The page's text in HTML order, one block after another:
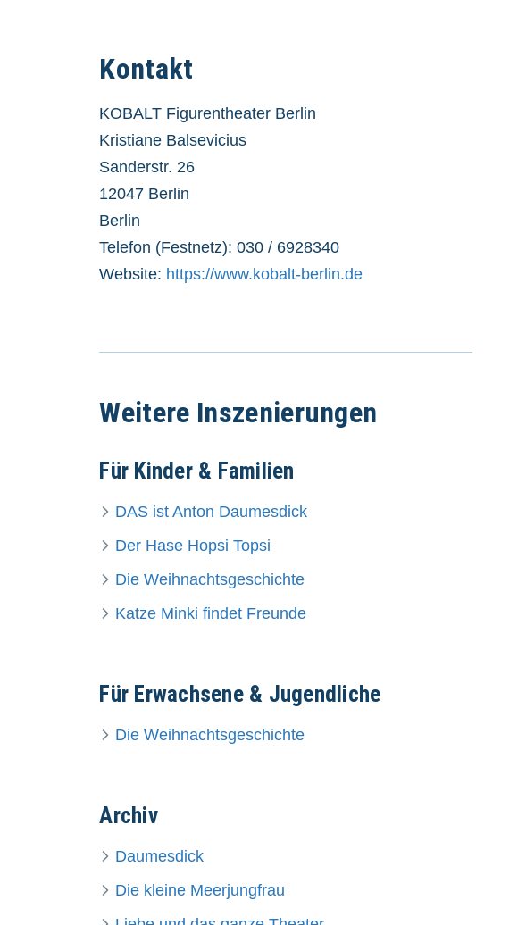
Kontakt
KOBALT Figurentheater Berlin
Kristiane Balsevicius
Sanderstr. 26
12047 Berlin
Berlin
Telefon (Festnetz): 030 / 6928340
Website: https://www.kobalt-berlin.de
Weitere Inszenierungen
Für Kinder & Familien
DAS ist Anton Daumesdick
Der Hase Hopsi Topsi
Die Weihnachtsgeschichte
Katze Minki findet Freunde
Für Erwachsene & Jugendliche
Die Weihnachtsgeschichte
Archiv
Daumesdick
Die kleine Meerjungfrau